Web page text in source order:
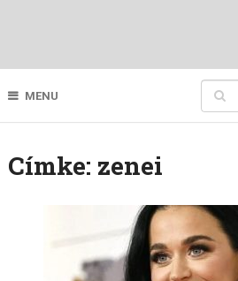
MENU
Címke: zenei